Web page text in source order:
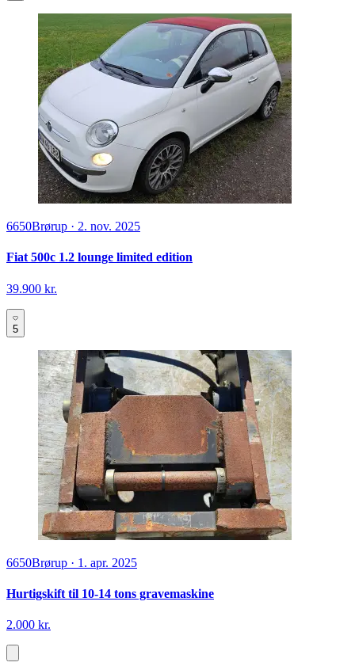
6650Brørup · 2. nov. 2025
Fiat 500c 1.2 lounge limited edition
39.900 kr.
5
6650Brørup · 1. apr. 2025
Hurtigskift til 10-14 tons gravemaskine
2.000 kr.